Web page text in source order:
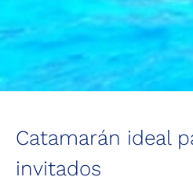
Catamarán ideal
invitados